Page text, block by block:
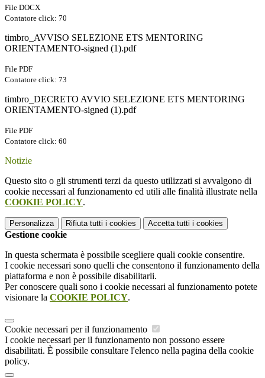
File DOCX
Contatore click: 70
timbro_AVVISO SELEZIONE ETS MENTORING
ORIENTAMENTO-signed (1).pdf
File PDF
Contatore click: 73
timbro_DECRETO AVVIO SELEZIONE ETS MENTORING
ORIENTAMENTO-signed (1).pdf
File PDF
Contatore click: 60
Notizie
Questo sito o gli strumenti terzi da questo utilizzati si avvalgono di
cookie necessari al funzionamento ed utili alle finalità illustrate nella
COOKIE POLICY.
Personalizza Rifiuta tutti i cookies Accetta tutti i cookies
Gestione cookie
In questa schermata è possibile scegliere quali cookie consentire.
I cookie necessari sono quelli che consentono il funzionamento della
piattaforma e non è possibile disabilitarli.
Per conoscere quali sono i cookie necessari al funzionamento potete
visionare la COOKIE POLICY.
Cookie necessari per il funzionamento
I cookie necessari per il funzionamento non possono essere
disabilitati. È possibile consultare l'elenco nella pagina della cookie
policy.